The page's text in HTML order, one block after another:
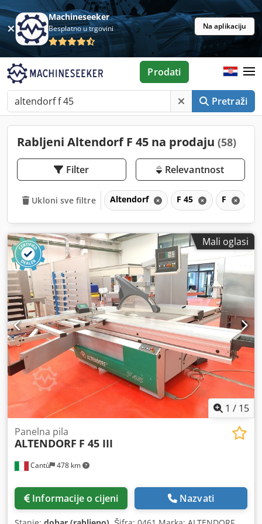
Machineseeker
Besplatno u trgovini Na aplikaciju
Pretraži
Prodati
Rabljeni Altendorf F 45 na prodaju (58)
Filter Relevantnost
Ukloni sve filtre Altendorf F 45 F
Mali oglasi
1 / 15
Cantù 478 km
Panelna pila
ALTENDORF F 45 III
Informacije o cijeni Nazvati